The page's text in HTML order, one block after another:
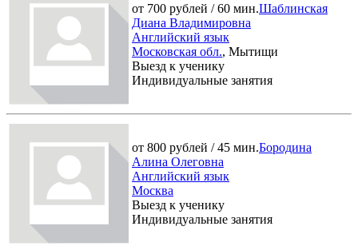
от 700 рублей / 60 мин.Шаблинская
Диана Владимировна
Английский язык
Московская обл., Мытищи
Выезд к ученику
Индивидуальные занятия
от 800 рублей / 45 мин.Бородина
Алина Олеговна
Английский язык
Москва
Выезд к ученику
Индивидуальные занятия